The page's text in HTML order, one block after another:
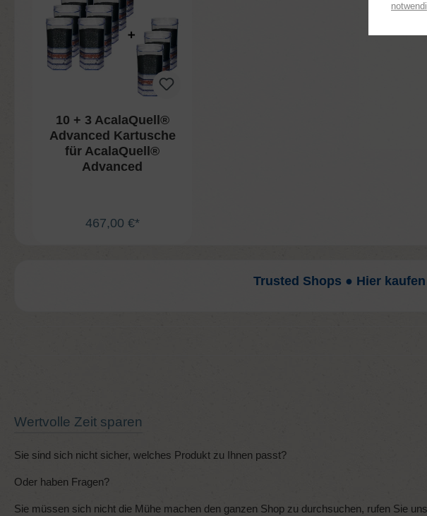
10 + 3 AcalaQuell®
Advanced Kartusche
für AcalaQuell®
Advanced
467,00 €*
Trusted Shops ● Hier
Wertvolle Zeit sparen
Sie sind sich nicht sicher, welches Produkt zu Ihnen passt?
Oder haben Fragen?
Sie müssen sich nicht die Mühe machen den ganzen Shop zu durchsuchen, rufen Sie